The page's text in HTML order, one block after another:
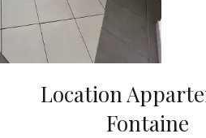
Location
Fontaine